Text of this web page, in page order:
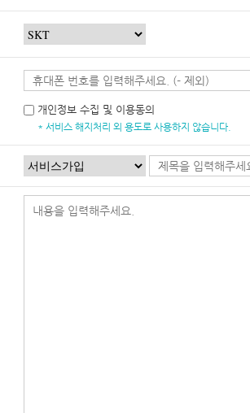
개인정보 수집 및 이용동의
* 서비스 해지처리 외 용도로 사용하지 않습니다.